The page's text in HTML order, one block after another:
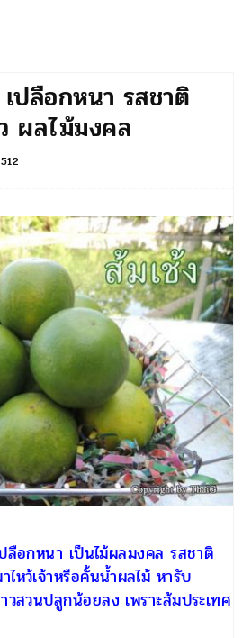
ปลือกหนา รสชาติ
ผลไม้มงคล
ลือกหนา เป็นไม้ผลมงคล รสชาติ
หว้เจ้าหรือคั้นน้ำผลไม้ หารับ
วสวนปลูกน้อยลง เพราะส้มประเทศ